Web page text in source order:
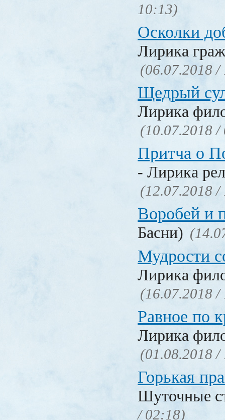
10:13)
Осколки
Лирика
(06.07.2018 /
Щедрый
Лирика
(10.07.2018 /
Притча о
- Лирика
(12.07.2018 /
Воробей и
Басни)
Мудрости
Лирика
(16.07.2018 /
Равное по
Лирика
(01.08.2018 /
Горькая
Шуточные
/ 02:18)